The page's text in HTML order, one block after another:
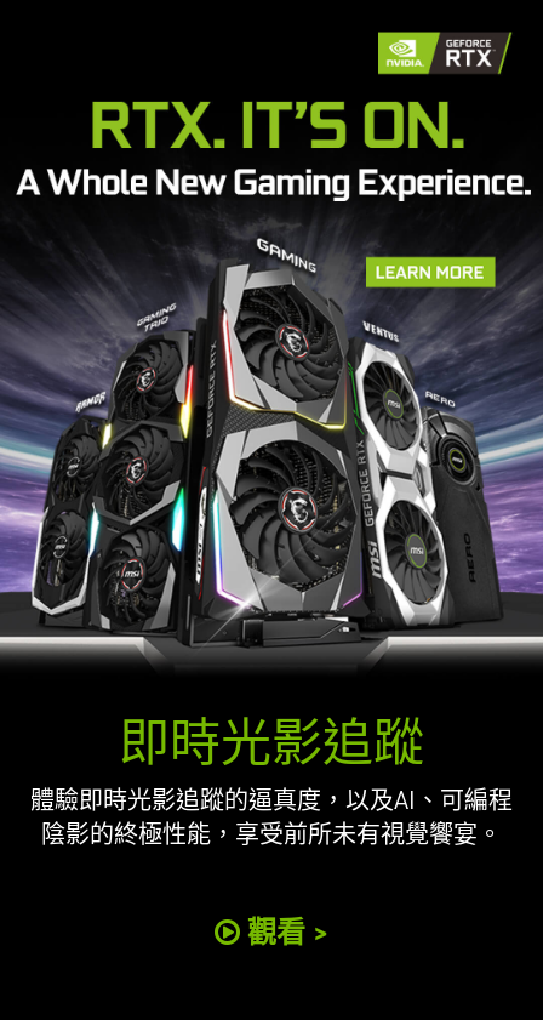
即時光影追蹤
體驗即時光影追蹤的逼真度，以及AI、可編程
陰影的終極性能，享受前所未有視覺饗宴。
觀看 >